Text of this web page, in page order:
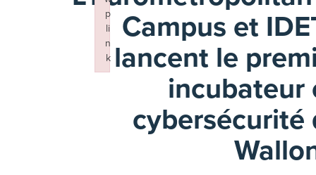
Campus et
lancent le
incubateur
cybersécurité
p
li
n
k
Failed to initialize plugin: wplink